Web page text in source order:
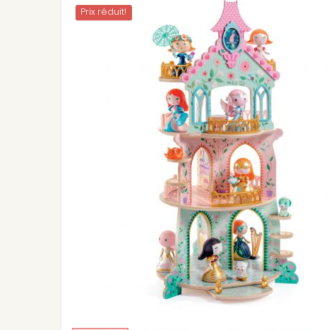
Prix ​​réduit!